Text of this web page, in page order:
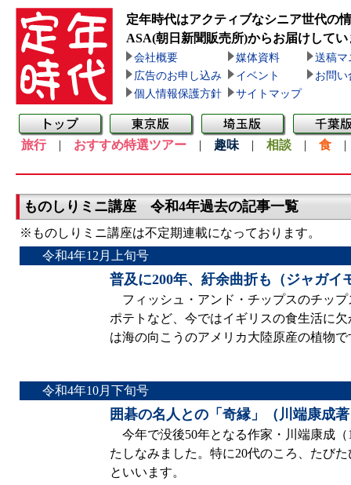
定年時代はアクティブなシニア世代の
ASA(朝日新聞販売所)からお届けしてい
会社概要 媒体資料
送稿マ
広告のお申し込み
イベント
お問い
個人情報保護方針
サイトマップ
旅行| おすすめ特選ツアー | 趣味 | 相談 | 食
ものしりミニ講座 令和4年過去の記事一覧
※ものしりミニ講座は不定期連載になっております。
令和4年12月上旬号
普及に200年、紆余曲折も（ジャガイ
フィッシュ・アンド・チップスのチッ
ポテトなど、今ではイギリスの食生活に
は海の向こうのアメリカ大陸原産の植物で
令和4年10月下旬号
囲碁の名人との「奇縁」（川端康成
今年で没後50年となる作家・川端康成（
たしなみました。特に20代のころ、たび
といいます。